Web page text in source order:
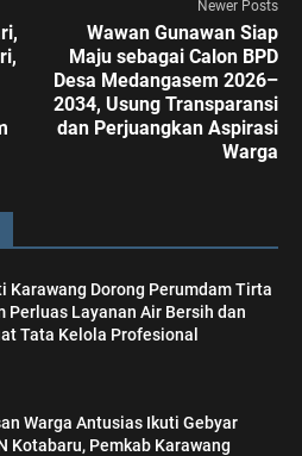
Newer Posts
Wawan Gunawan Siap
Maju sebagai Calon BPD
Desa Medangasem 2026–
2034, Usung Transparansi
dan Perjuangkan Aspirasi
Warga
Karawang Dorong Perumdam Tirta
Perluas Layanan Air Bersih dan
Tata Kelola Profesional
Warga Antusias Ikuti Gebyar
Kotabaru, Pemkab Karawang